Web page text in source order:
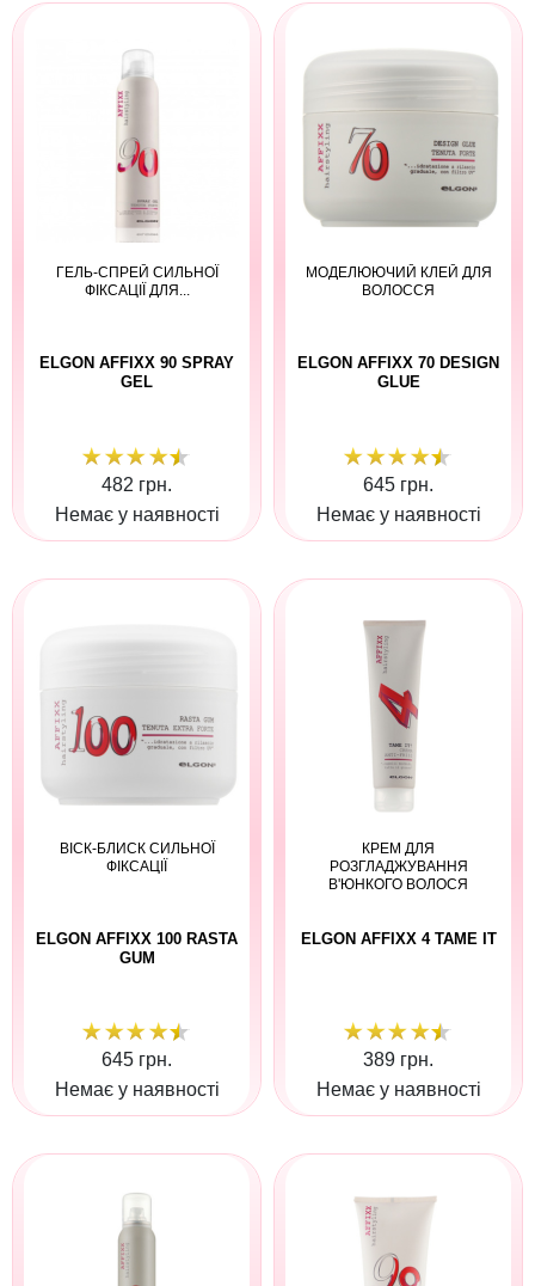
ГЕЛЬ-СПРЕЙ СИЛЬНОЇ
ФІКСАЦІЇ ДЛЯ...
ELGON AFFIXX 90 SPRAY
GEL
482 грн.
Немає у наявності
МОДЕЛЮЮЧИЙ КЛЕЙ ДЛЯ
ВОЛОССЯ
ELGON AFFIXX 70 DESIGN
GLUE
645 грн.
Немає у наявності
ВІСК-БЛИСК СИЛЬНОЇ
ФІКСАЦІЇ
ELGON AFFIXX 100 RASTA
GUM
645 грн.
Немає у наявності
КРЕМ ДЛЯ
РОЗГЛАДЖУВАННЯ
В'ЮНКОГО ВОЛОСЯ
ELGON AFFIXX 4 TAME IT
389 грн.
Немає у наявності